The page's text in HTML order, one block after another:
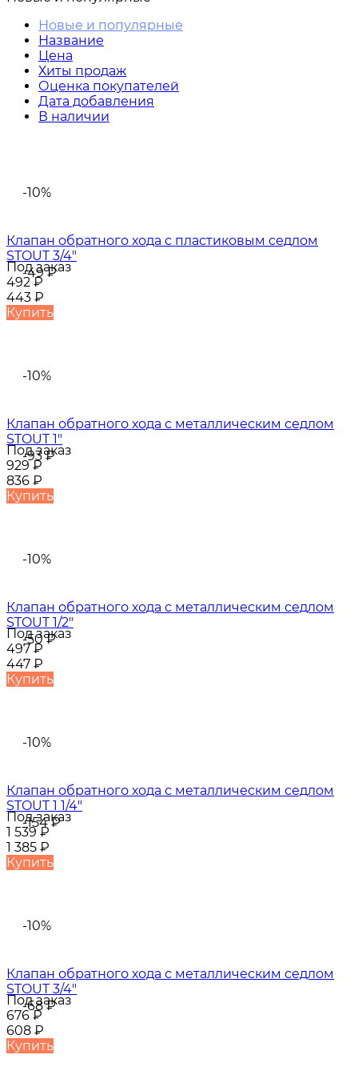
Новые и популярные
Название
Цена
Хиты продаж
Оценка покупателей
Дата добавления
В наличии
-10%
-49₽
Клапан обратного хода с пластиковым седлом
STOUT 3/4"
Под заказ
492₽
443 ₽
Купить
-10%
-93₽
Клапан обратного хода с металлическим седлом
STOUT 1"
Под заказ
929₽
836 ₽
Купить
-10%
-50₽
Клапан обратного хода с металлическим седлом
STOUT 1/2"
Под заказ
497₽
447 ₽
Купить
-10%
-154₽
Клапан обратного хода с металлическим седлом
STOUT 1 1/4"
Под заказ
1 539₽
1 385 ₽
Купить
-10%
-68₽
Клапан обратного хода с металлическим седлом
STOUT 3/4"
Под заказ
676₽
608 ₽
Купить